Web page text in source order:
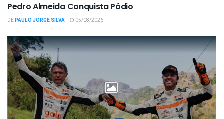
Pedro Almeida Conquista Pódio
DEPAULO JORGE SILVA 05/08/2026